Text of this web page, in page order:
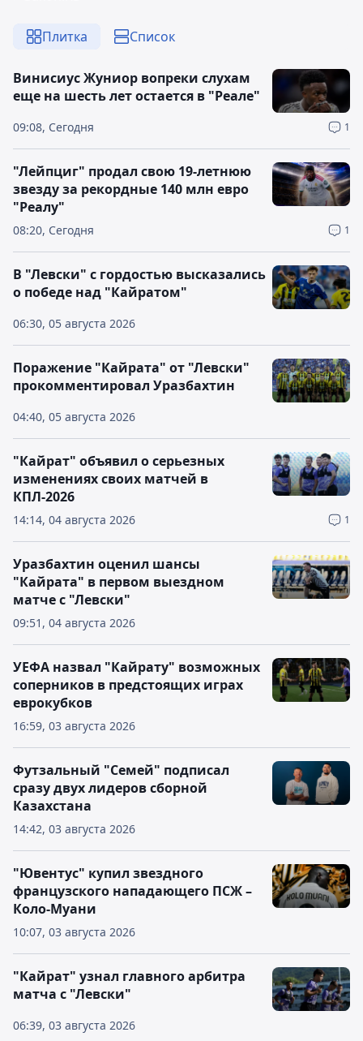
Плитка Список
09:08, Сегодня 1
Винисиус Жуниор вопреки слухам
еще на шесть лет остается в "Реале"
08:20, Сегодня 1
"Лейпциг" продал свою 19-летнюю
звезду за рекордные 140 млн евро
"Реалу"
06:30, 05 августа 2026
В "Левски" с гордостью высказались
о победе над "Кайратом"
04:40, 05 августа 2026
Поражение "Кайрата" от "Левски"
прокомментировал Уразбахтин
14:14, 04 августа 2026 1
"Кайрат" объявил о серьезных
изменениях своих матчей в
КПЛ-2026
09:51, 04 августа 2026
Уразбахтин оценил шансы
"Кайрата" в первом выездном
матче с "Левски"
16:59, 03 августа 2026
УЕФА назвал "Кайрату" возможных
соперников в предстоящих играх
еврокубков
14:42, 03 августа 2026
Футзальный "Семей" подписал
сразу двух лидеров сборной
Казахстана
10:07, 03 августа 2026
"Ювентус" купил звездного
французского нападающего ПСЖ –
Коло-Муани
06:39, 03 августа 2026
"Кайрат" узнал главного арбитра
матча с "Левски"